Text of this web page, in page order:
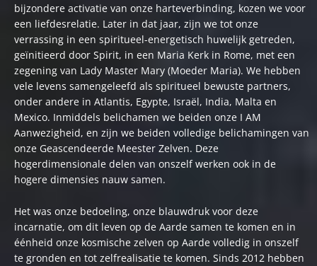
bijzondere activatie van onze harteverbinding, kozen we voor
een liefdesrelatie. Later in dat jaar, zijn we tot onze
verrassing in een spiritueel-energetisch huwelijk getreden,
geïnitieerd door Spirit, in een Maria Kerk in Rome, met een
zegening van Lady Master Mary (Moeder Maria). We hebben
vele levens samengeleefd als spiritueel bewuste partners,
onder andere in Atlantis, Egypte, Israël, India, Malta en
Mexico. Inmiddels belichamen we beiden onze I AM
Aanwezigheid, en zijn we beiden volledige belichamingen van
onze Geascendeerde Meester Zelven. Deze
hogerdimensionale delen van onszelf werken ook in de
hogere dimensies nauw samen.
Het was onze bedoeling, onze blauwdruk voor deze
incarnatie, om dit leven op de Aarde samen te komen en in
éénheid onze kosmische zelven op Aarde volledig in onszelf
te gronden en tot zelfrealisatie te komen. Sinds 2012 hebben